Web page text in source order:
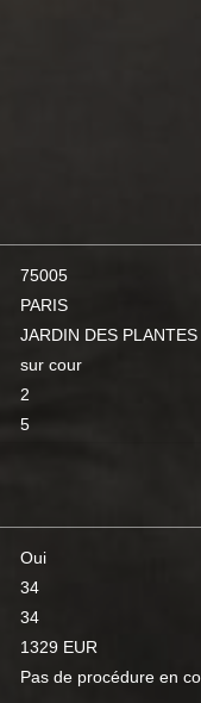
75005
PARIS
JARDIN DES PLANTES
sur cour
2
5
Oui
34
34
1329 EUR
Pas de procédure en